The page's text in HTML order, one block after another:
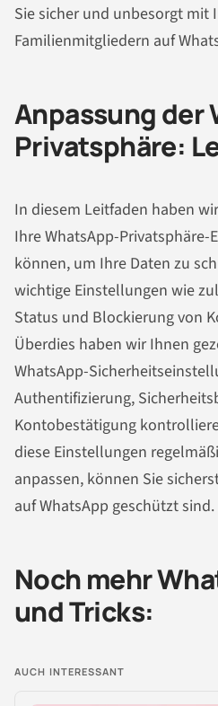
Sie sicher und unbesorgt mit
Familienmitgliedern auf
Anpassung der
Privatsphäre:
In diesem Leitfaden haben
Ihre WhatsApp-
können, um Ihre Daten zu
wichtige Einstellungen wie
Status und Blockierung von
Überdies haben wir Ihnen
WhatsApp-
Authentifizierung,
Kontobestätigung
diese Einstellungen
anpassen, können Sie
auf WhatsApp geschützt sind.
Noch mehr
und Tricks:
AUCH INTERESSANT